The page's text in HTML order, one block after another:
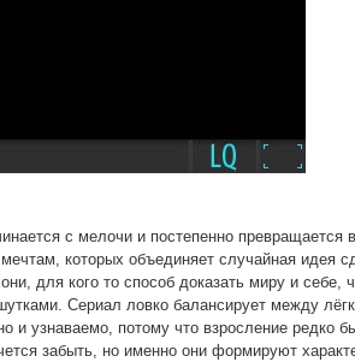
с мелочи и постепенно превращается
которых объединяет случайная идея
для кого то способ доказать миру и себе,
Сериал ловко балансирует между
узнаваемо, потому что взросление редко
забыть, но именно они формируют